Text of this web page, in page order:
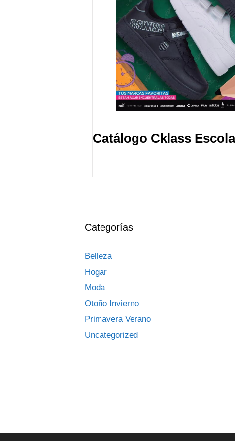
Catálogo Cklass
Categorías
Belleza
Hogar
Moda
Otoño Invierno
Primavera Verano
Uncategorized